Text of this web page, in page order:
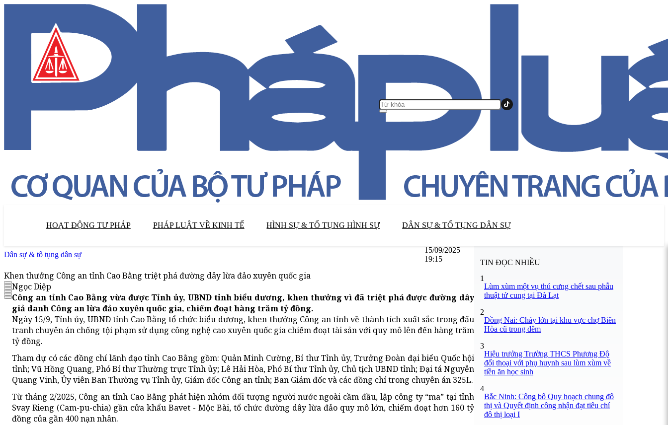
HOẠT ĐỘNG TƯ PHÁP PHÁP LUẬT VỀ KINH TẾ HÌNH SỰ & TỐ TỤNG HÌNH SỰ DÂN SỰ & TỐ TỤNG DÂN SỰ
Dân sự & tố tụng dân sự
15/09/2025
19:15
Khen thưởng Công an tỉnh Cao Bằng triệt phá đường dây lừa đảo xuyên quốc gia
Ngọc Diệp
Công an tỉnh Cao Bằng vừa được Tỉnh ủy, UBND tỉnh biểu dương, khen thưởng vì đã triệt phá được đường dây
giả danh Công an lừa đảo xuyên quốc gia, chiếm đoạt hàng trăm tỷ đồng.
Ngày 15/9, Tỉnh ủy, UBND tỉnh Cao Bằng tổ chức biểu dương, khen thưởng Công an tỉnh về thành tích xuất sắc trong đấu
tranh chuyên án chống tội phạm sử dụng công nghệ cao xuyên quốc gia chiếm đoạt tài sản với quy mô lên đến hàng trăm
tỷ đồng.
Tham dự có các đồng chí lãnh đạo tỉnh Cao Bằng gồm: Quản Minh Cường, Bí thư Tỉnh ủy, Trưởng Đoàn đại biểu Quốc hội
tỉnh; Vũ Hồng Quang, Phó Bí thư Thường trực Tỉnh ủy; Lê Hải Hòa, Phó Bí thư Tỉnh ủy, Chủ tịch UBND tỉnh; Đại tá Nguyễn
Quang Vinh, Ủy viên Ban Thường vụ Tỉnh ủy, Giám đốc Công an tỉnh; Ban Giám đốc và các đồng chí trong chuyên án 325L.
Từ tháng 2/2025, Công an tỉnh Cao Bằng phát hiện nhóm đối tượng người nước ngoài cầm đầu, lập công ty “ma” tại tỉnh
Svay Rieng (Cam-pu-chia) gần cửa khẩu Bavet - Mộc Bài, tổ chức đường dây lừa đảo quy mô lớn, chiếm đoạt hơn 160 tỷ
đồng của gần 400 nạn nhân.
TIN ĐỌC NHIỀU
1
Lùm xùm một vụ thú cưng chết sau phẫu
thuật tử cung tại Đà Lạt
2
Đồng Nai: Cháy lớn tại khu vực chợ Biên
Hòa cũ trong đêm
3
Hiệu trưởng Trường THCS Phương Độ
đối thoại với phụ huynh sau lùm xùm về
tiền ăn học sinh
4
Bắc Ninh: Công bố Quy hoạch chung đô
thị và Quyết định công nhận đạt tiêu chí
đô thị loại I